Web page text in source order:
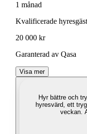
1 månad
Kvalificerade
20 000 kr
Garanterad av Qasa
Visa mer
Hyr bättre och
hyresvärd, ett
veckan.